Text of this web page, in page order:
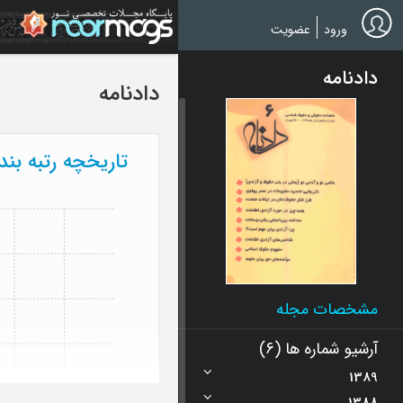
Skip
to
main
ورود عضویت
دادنامه
مشخصات مجله
آرشیو شماره ها (6)
1389
دادنامه
تاریخچه رتبه